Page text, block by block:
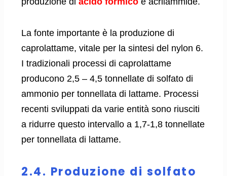
La fonte importante è la produzione di
caprolattame, vitale per la sintesi del nylon 6.
I tradizionali processi di caprolattame
producono 2,5 – 4,5 tonnellate di solfato di
ammonio per tonnellata di lattame. Processi
recenti sviluppati da varie entità sono riusciti
a ridurre questo intervallo a 1,7-1,8 tonnellate
per tonnellata di lattame.
2.4. Produzione di solfato